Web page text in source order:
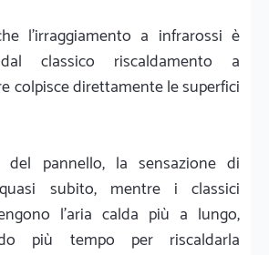
l'irraggiamento a infrarossi è
classico riscaldamento a
colpisce direttamente le superfici
del pannello, la sensazione di
subito, mentre i classici
l'aria calda più a lungo,
più tempo per riscaldarla